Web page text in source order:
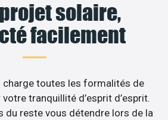
solaire,
facilement
charge toutes les formalités de
tranquillité d’esprit d’esprit.
du reste vous détendre lors de la